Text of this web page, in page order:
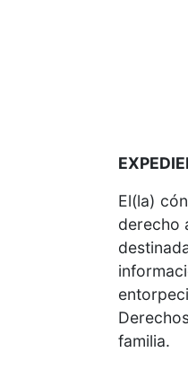
El(la)
derecho
familia.